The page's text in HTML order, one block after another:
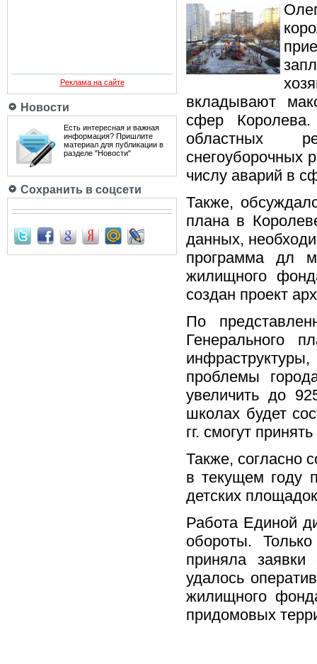
Реклама на сайте
Новости
Есть интересная и важная
информация? Пришлите
материал для публикации в
разделе "Новости"
Сохранить в соцсети
вкладывают
сфер
областных
снегоуборочных
числу аварий в
Также,
плана в
данных,
программа дл
жилищного
создан проект
По
Генерального
проблемы
увеличить до
школах будет
гг. смогут
Также, согласно
в текущем году
детских
Работа Единой
обороты.
приняла
удалось
жилищного
придомовых